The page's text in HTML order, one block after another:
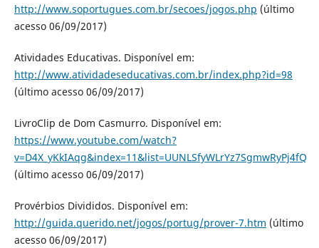
http://www.soportugues.com.br/secoes/jogos.php (último
acesso 06/09/2017)
Atividades Educativas. Disponível em:
http://www.atividadeseducativas.com.br/index.php?id=98
(último acesso 06/09/2017)
LivroClip de Dom Casmurro. Disponível em:
https://www.youtube.com/watch?
v=D4X_yKkIAqg&index=11&list=UUNLSfyWLrYz7SgmwRyPj4fQ
(último acesso 06/09/2017)
Provérbios Divididos. Disponível em:
http://guida.querido.net/jogos/portug/prover-7.htm (último
acesso 06/09/2017)